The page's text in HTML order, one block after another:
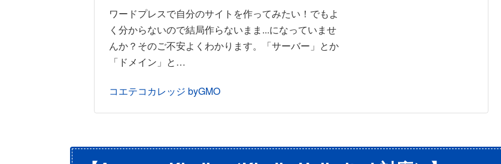
ワードプレスで自分のサイトを作ってみたい！でもよ
く分からないので結局作らないまま...になっていませ
んか？そのご不安よくわかります。「サーバー」とか
「ドメイン」と…
コエテコカレッジ byGMO